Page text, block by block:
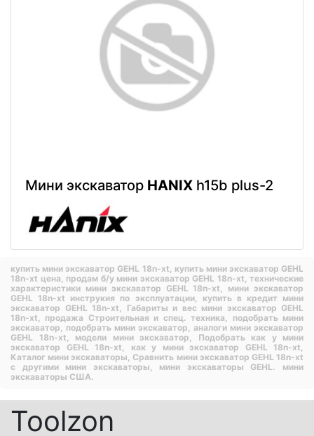
Мини экскаватор HANIX h15b plus-2
купить мини экскаватор GEHL 18n-xt, купить мини экскаватор GEHL
18n-xt цена, продам б/у мини экскаватор GEHL 18n-xt, технические
характеристики мини экскаватор GEHL 18n-xt, мини экскаватор
GEHL 18n-xt инструкия по эксплуатации, купить в кредит мини
экскаватор GEHL 18n-xt, Габариты и вес мини экскаватор GEHL
18n-xt, продажа Строительная и спец. техника, подобрать мини
экскаватор, подобрать мини экскаватор, аналоги мини экскаватор
GEHL 18n-xt, модели мини экскаватор, Подобрать как у мини
экскаватор GEHL 18n-xt, как у мини экскаватор GEHL 18n-xt,
Каталог мини экскаваторы, Сравнить мини экскаватор GEHL 18n-xt
с другими мини экскаваторы, мини экскаваторы GEHL.
мини
экскаваторы США.
Toolzon